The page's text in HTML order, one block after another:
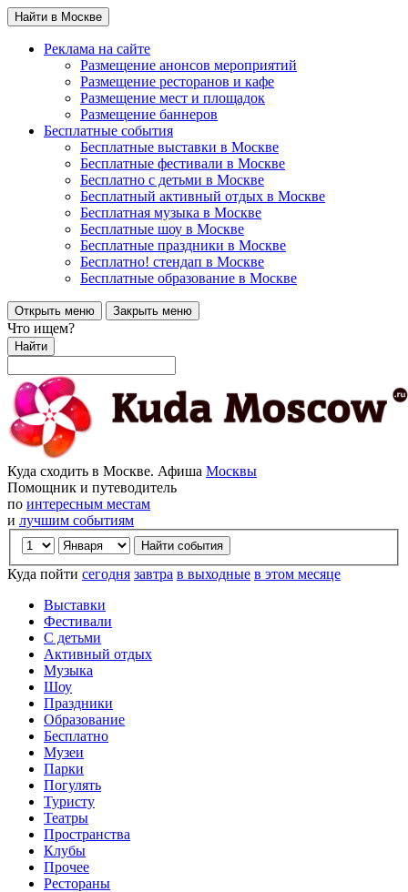
Найти в Москве
Реклама на сайте
Размещение анонсов мероприятий
Размещение ресторанов и кафе
Размещение мест и площадок
Размещение баннеров
Бесплатные события
Бесплатные выставки в Москве
Бесплатные фестивали в Москве
Бесплатно с детьми в Москве
Бесплатный активный отдых в Москве
Бесплатная музыка в Москве
Бесплатные шоу в Москве
Бесплатные праздники в Москве
Бесплатно! стендап в Москве
Бесплатные образование в Москве
Открыть меню Закрыть меню
Что ищем?
Найти
Куда сходить в Москве. Афиша Москвы
Помощник и путеводитель
по интересным местам
и лучшим событиям
Куда пойти сегодня завтра в выходные в этом месяце
Выставки
Фестивали
С детьми
Активный отдых
Музыка
Шоу
Праздники
Образование
Бесплатно
Музеи
Парки
Погулять
Туристу
Театры
Пространства
Клубы
Прочее
Рестораны